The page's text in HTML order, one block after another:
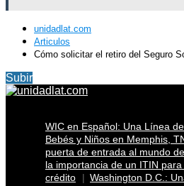
unidadlat.com
Articulos
Cómo solicitar el retiro del Seguro
Subir
WIC en Español: Una Línea
Bebés y Niños en Memphis,
puerta de entrada al mundo
la importancia de un ITIN
crédito
Washington D.C.: